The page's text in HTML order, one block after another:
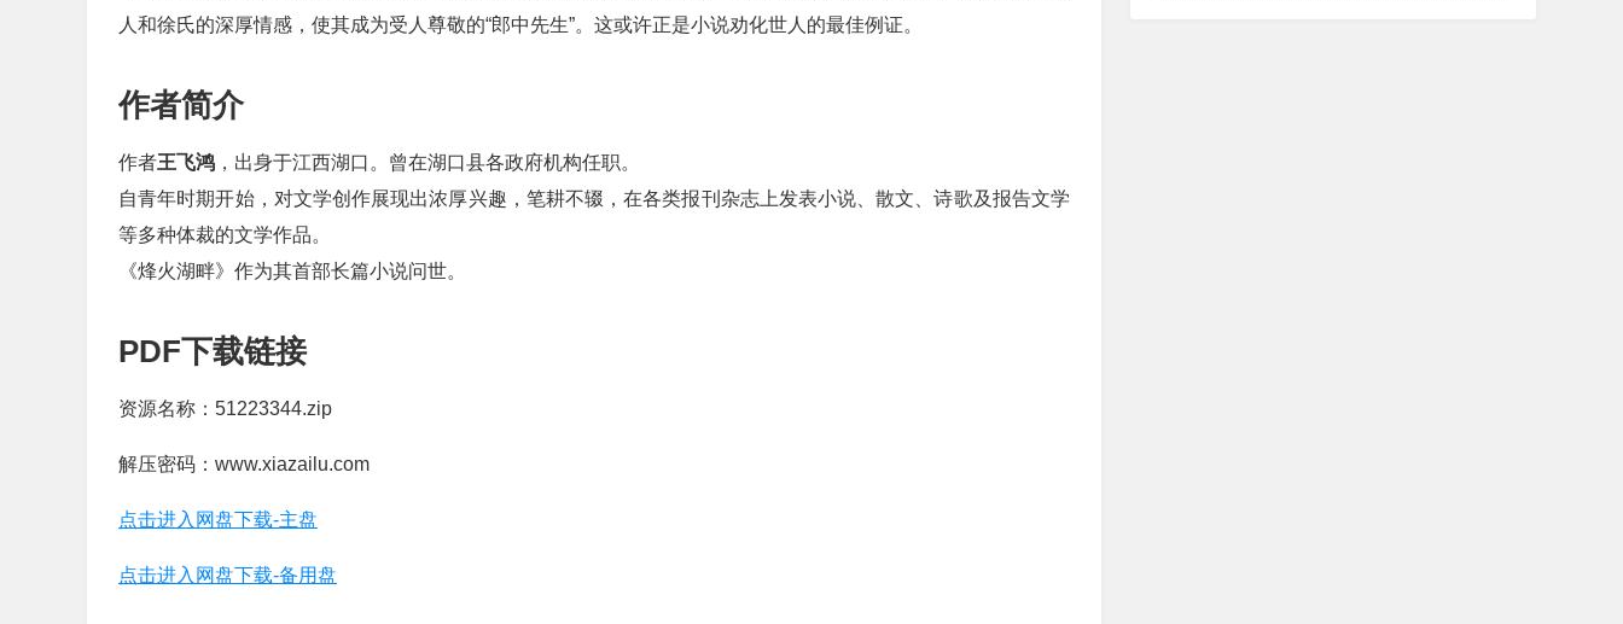
人和徐氏的深厚情感，使其成为受人尊敬的“郎中先生”。这或许正是小说劝化世人的最佳例证。
作者简介
作者王飞鸿 ，出身于江西湖口。曾在湖口县各政府机构任职。
自青年时期开始，对文学创作展现出浓厚兴趣，笔耕不辍，在各类报刊杂志上发表小说、散文、诗歌及报告文学
等多种体裁的文学作品。
《烽火湖畔》作为其首部长篇小说问世。
PDF下载链接
资源名称：51223344.zip
解压密码：www.xiazailu.com
点击进入网盘下载-主盘
点击进入网盘下载-备用盘